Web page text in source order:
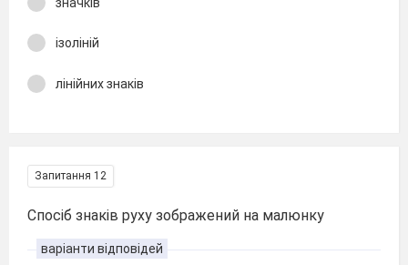
ізоліній
лінійних знаків
Запитання 12
Спосіб знаків руху зображений на малюнку
варіанти відповідей